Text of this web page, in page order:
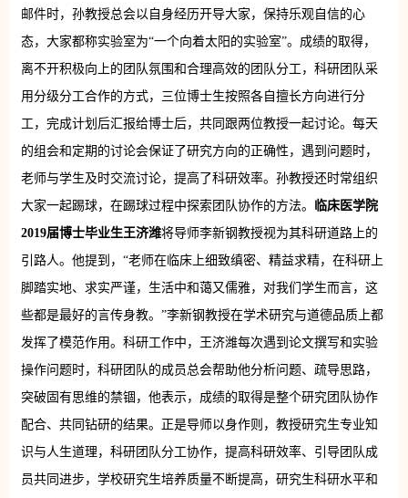
邮件时，孙教授总会以自身经历开导大家，保持乐观自信的心
态，大家都称实验室为“一个向着太阳的实验室”。成绩的取得，
离不开积极向上的团队氛围和合理高效的团队分工，科研团队采
用分级分工合作的方式，三位博士生按照各自擅长方向进行分
工，完成计划后汇报给博士后，共同跟两位教授一起讨论。每天
的组会和定期的讨论会保证了研究方向的正确性，遇到问题时，
老师与学生及时交流讨论，提高了科研效率。孙教授还时常组织
大家一起踢球，在踢球过程中探索团队协作的方法。 临床医学院
2019届博士毕业生王济潍将导师李新钢教授视为其科研道路上的
引路人。他提到，“老师在临床上细致缜密、精益求精，在科研上
脚踏实地、求实严谨，生活中和蔼又儒雅，对我们学生而言，这
些都是最好的言传身教。”李新钢教授在学术研究与道德品质上都
发挥了模范作用。科研工作中，王济潍每次遇到论文撰写和实验
操作问题时，科研团队的成员总会帮助他分析问题、疏导思路，
突破固有思维的禁锢，他表示，成绩的取得是整个研究团队协作
配合、共同钻研的结果。正是导师以身作则，教授研究生专业知
识与人生道理，科研团队分工协作，提高科研效率、引导团队成
员共同进步，学校研究生培养质量不断提高，研究生科研水平和